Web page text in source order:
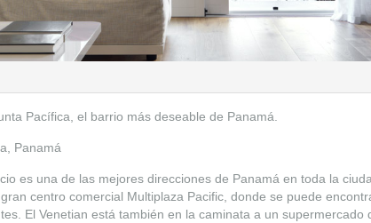
Pacífica, el barrio más deseable de Panamá.
Panamá
es una de las mejores direcciones de Panamá en toda la
centro comercial Multiplaza Pacific, donde se puede
El Venetian está también en la caminata a un